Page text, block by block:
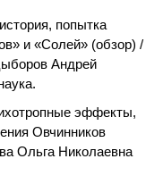
попытка
и «Солей» (обзор) /
Андрей
эффекты,
Овчинников
Ольга Николаевна